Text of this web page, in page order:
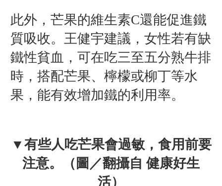
此外，芒果的維生素C還能促進鐵
質吸收。王健宇建議，女性若有缺
鐵性貧血，可在吃三至五分熟牛排
時，搭配芒果、檸檬或柳丁等水
果，能有效增加鐵的利用率。
▼有些人吃芒果會過敏，食用前要
注意。
（圖／翻攝自 健康好生
活）